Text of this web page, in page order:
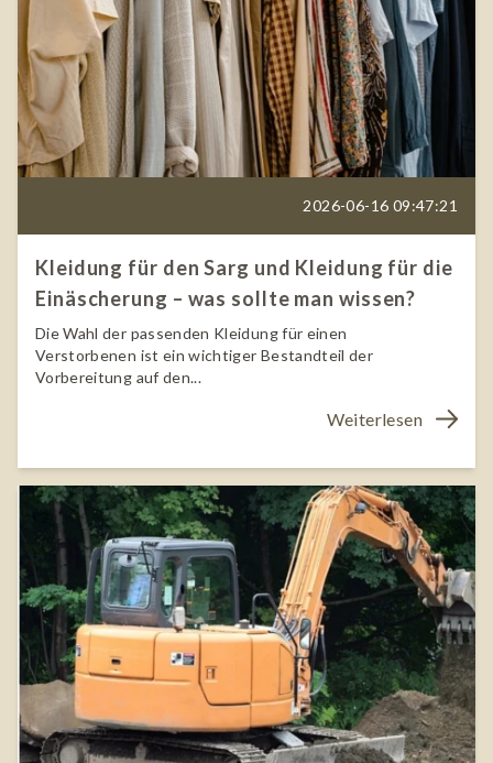
2026-06-16 09:47:21
Kleidung für den Sarg und Kleidung für die
Einäscherung – was sollte man wissen?
Die Wahl der passenden Kleidung für einen
Verstorbenen ist ein wichtiger Bestandteil der
Vorbereitung auf den...
Weiterlesen